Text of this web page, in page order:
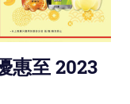
惠至 2023